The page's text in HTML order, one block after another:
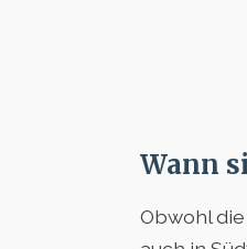
Wann
Obwohl